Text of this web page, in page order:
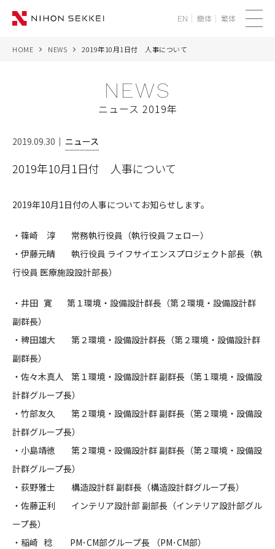
RECRUIT
EN 簡体 繁体
HOME NEWS 2019年10月1日付 人事について
NEWS
ニュース 2019年
2019.09.30 ニュース
2019年10月1日付 人事について
2019年10月1日付の人事についてお知らせします。
・篠崎 淳 常務執行役員（執行役員フェロー）
・伊藤元晴 執行役員 ライフサイエンスプロジェクト部長（執
行役員 医療施設設計部長）
・井田 寛 第１環境・設備設計群長（第２環境・設備設計群
副群長）
・稗田雄大 第２環境・設備設計群長（第２環境・設備設計群
副群長）
・佐々木真人 第１環境・設備設計群 副群長（第１環境・設備設
計群グループ長）
・竹部友久 第２環境・設備設計群 副群長（第２環境・設備設
計群グループ長）
・小島靖徳 第２環境・設備設計群 副群長（第２環境・設備設
計群グループ長）
・荻野雅士 構造設計群 副群長（構造設計群グループ長）
・佐藤正利 インテリア設計部 副部長（インテリア設計部グル
ープ長）
・稲崎 稔 PM･CM部グループ長 （PM･CM部）